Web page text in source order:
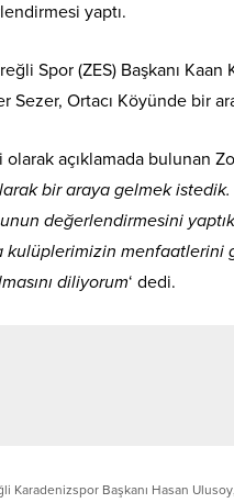
yaptı.
Spor (ZES) Başkanı
Sezer, Ortacı Köyünde bir
açıklamada bulunan
bir araya gelmek
değerlendirmesini
kulüplerimizin menfaatlerini
diliyorum‘ dedi.
Karadenizspor Başkanı Hasan Ulusoy,